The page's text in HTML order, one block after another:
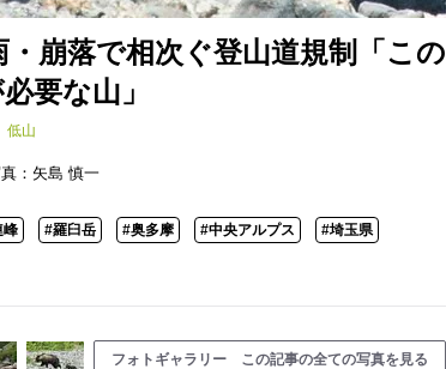
・崩落で相次ぐ登山道規制「この
要な山」
低山
： 矢島 慎一
峰 #羅臼岳 #奥多摩 #中央アルプス #埼玉県
フォトギャラリー この記事の全ての写真を見る